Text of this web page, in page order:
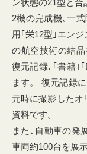
ン状態の21型と
2機の完成機､一
用｢栄12型｣エン
の航空技術の結
復元記録､｢書籍｣
ます。 復元記録
元時に撮影したオ
資料です。
また､自動車の発
車両約100台を展